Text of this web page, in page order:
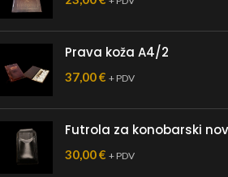
Prava koža A4/2
37,00€ + PDV
Futrola za konobarski
30,00€ + PDV